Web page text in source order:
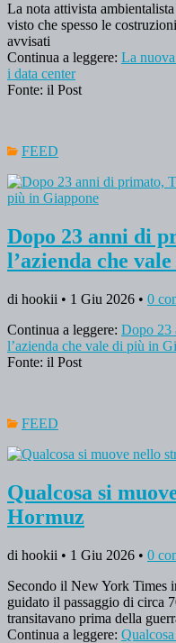
La nota attivista
visto che spesso le
avvisati
Continua a leggere: La
i data center
Fonte: il Post
FEED
Dopo 23 anni di
l’azienda che
di hookii • 1 Giu 2026 • 0
Continua a leggere: Dopo 23
l’azienda che vale di più in
Fonte: il Post
FEED
Qualcosa si
Hormuz
di hookii • 1 Giu 2026 • 0
Secondo il New York Times
guidato il passaggio di circa
transitavano prima della
Continua a leggere: